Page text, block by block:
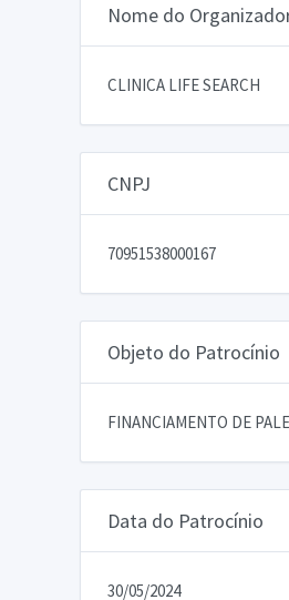
Nome do
CLINICA LIFE SEARCH
CNPJ
70951538000167
Objeto do Patrocínio
FINANCIAMENTO DE
Data do Patrocínio
30/05/2024